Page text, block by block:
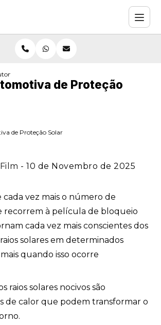
de Proteção Solar
de Proteção
- 10 de Novembro de 2025
cada vez mais o número de
recorrem à película de bloqueio
cada vez mais conscientes dos
solares em determinados
quando isso ocorre
raios solares nocivos são
de calor que podem transformar o